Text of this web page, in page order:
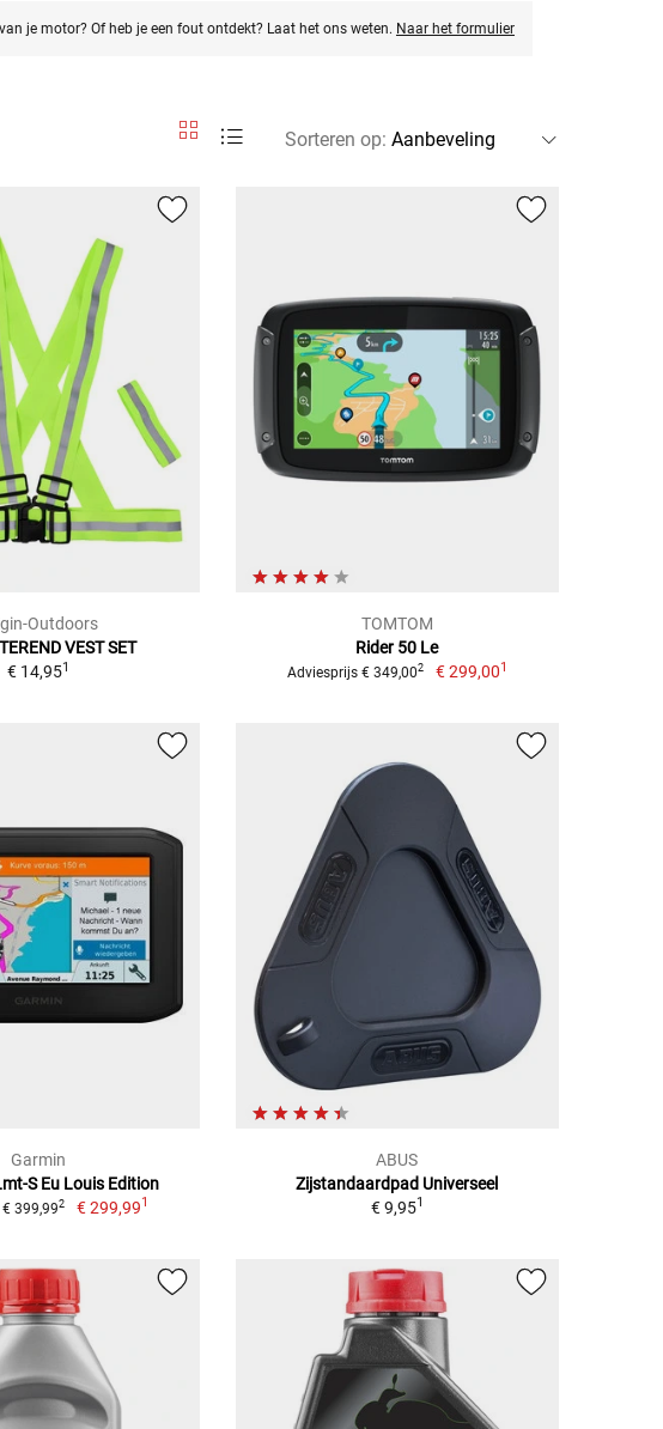
je motor? Of heb je een fout ontdekt? Laat het ons weten. Naar het formulier
Sorteren op:
Outdoors
VEST SET
€ 14,951
TOMTOM
Rider 50 Le
Adviesprijs € 349,002 € 299,001
Garmin
S Eu Louis Edition
399,992 € 299,991
ABUS
Zijstandaardpad Universeel
€ 9,951